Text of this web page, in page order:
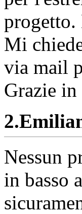
Mi
via mail
Grazie
2.
Nessun
in basso